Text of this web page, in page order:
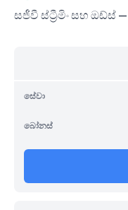
සජීවී ස්ට්‍රීමිං සහ